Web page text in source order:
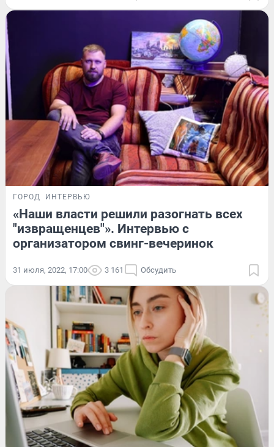
ГОРОД ИНТЕРВЬЮ
«Наши власти решили разогнать всех
"извращенцев"». Интервью с
организатором свинг-вечеринок
31 июля, 2022, 17:00 3 161 Обсудить